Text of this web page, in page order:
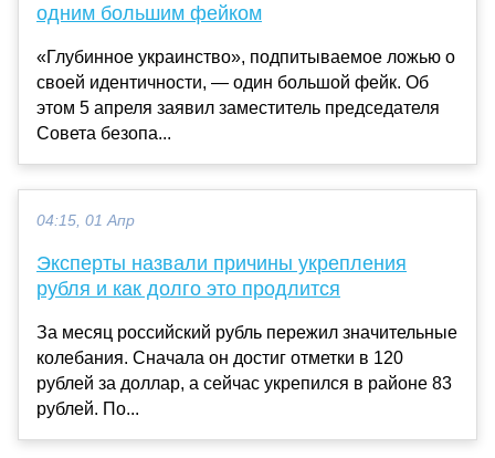
одним большим фейком
«Глубинное украинство», подпитываемое ложью о
своей идентичности, — один большой фейк. Об
этом 5 апреля заявил заместитель председателя
Совета безопа...
04:15, 01 Апр
Эксперты назвали причины укрепления
рубля и как долго это продлится
За месяц российский рубль пережил значительные
колебания. Сначала он достиг отметки в 120
рублей за доллар, а сейчас укрепился в районе 83
рублей. По...